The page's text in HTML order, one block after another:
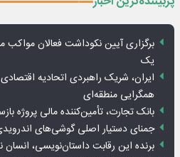
برگزاری آیین نکوداشت فعالان
یک
ایران، شریک راهبردی اتحادیه
همگرایی منطقه‌ای
بانک تجارت، تأمین‌کننده مالی پروژه بازسازی
جمنای دستیار اصلی گوشی‌های
برنده این رقابت داستان‌نویسی، انسان